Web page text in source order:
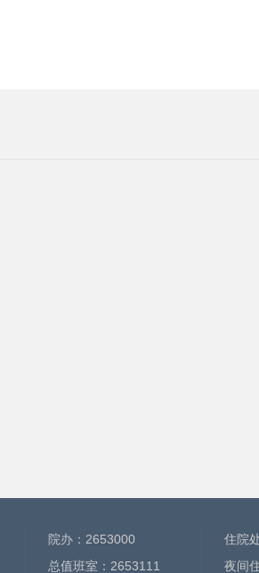
院办： 2653000
总值班室： 2653111
住院
夜间